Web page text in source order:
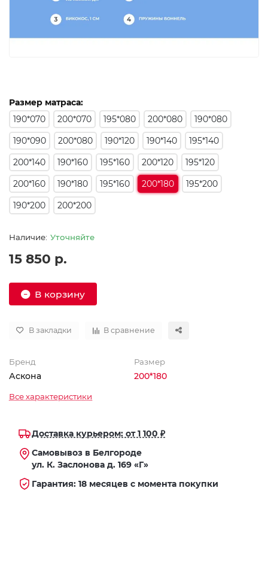
Размер матраса:
190*070
200*070 195*080 200*080
190*080
190*090
200*080 190*120 190*140
195*140
200*140
190*160 195*160 200*120
195*120
200*160
190*180 195*160 200*180
195*200
190*200
200*200
Уточняйте
15 850 р.
В корзину
В закладки В сравнение
Бренд
Аскона
Размер
200*180
Все характеристики
Доставка курьером: от 1 100 ₽
Самовывоз в Белгороде
ул. К. Заслонова д. 169 «Г»
Гарантия: 18 месяцев с момента покупки